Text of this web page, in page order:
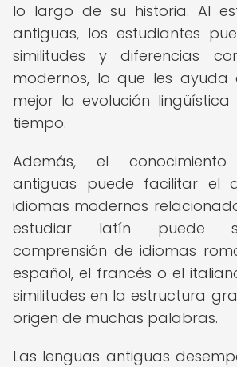
lo largo de su historia. Al
antiguas, los estudiantes
similitudes y diferencias
modernos, lo que les ayuda
mejor la evolución
tiempo.
Además, el
antiguas puede facilitar el
idiomas modernos
estudiar latín puede
comprensión de idiomas
español, el francés o el
similitudes en la estructura
origen de muchas palabras.
Las lenguas antiguas